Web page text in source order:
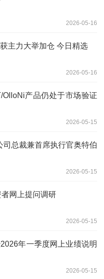
2026-05-16
主力大举加仓 今日精选
2026-05-16
产品仍处于市场验证
2026-05-15
总裁兼首席执行官奥特伯
2026-05-15
者网上提问调研
2026-05-15
年一季度网上业绩说明
2026-05-15